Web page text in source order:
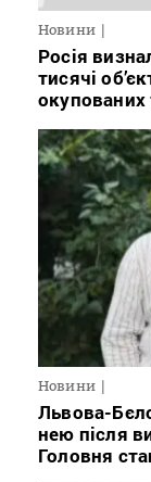
Новини
Росія
тисячі
окупованих
Новини
Львова-
нею після
Головня